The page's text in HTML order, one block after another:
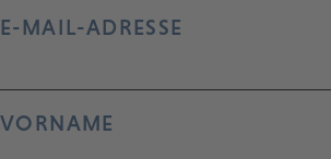
E-MAIL-ADRESSE
VORNAME